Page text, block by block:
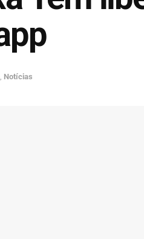
, Notícias